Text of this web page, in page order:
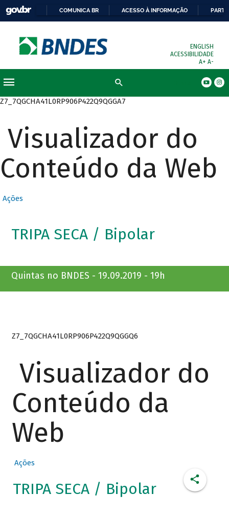
COMUNICA BR ACESSO À INFORMAÇÃO
ENGLISH
ACESSIBILIDADE
A+ A-
Z7_7QGCHA41L0RP906P422Q9QGGA7
Visualizador do
Conteúdo da Web
Ações
TRIPA SECA / Bipolar
Quintas no BNDES - 19.09.2019 - 19h
Z7_7QGCHA41L0RP906P422Q9QGGQ6
Visualizador do
Conteúdo da
Web
Ações
TRIPA SECA / Bipolar